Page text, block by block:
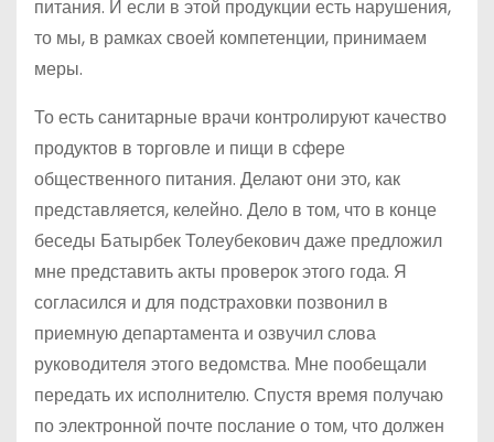
питания. И если в этой продукции есть нарушения,
то мы, в рамках своей компетенции, принимаем
меры.
То есть санитарные врачи контролируют качество
продуктов в торговле и пищи в сфере
общественного питания. Делают они это, как
представляется, келейно. Дело в том, что в конце
беседы Батырбек Толеубекович даже предложил
мне представить акты проверок этого года. Я
согласился и для подстраховки позвонил в
приемную департамента и озвучил слова
руководителя этого ведомства. Мне пообещали
передать их исполнителю. Спустя время получаю
по электронной почте послание о том, что должен